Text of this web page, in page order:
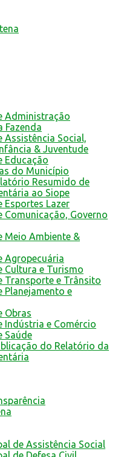
Administração
Fazenda
Assistência Social,
& Juventude
Educação
do Município
Resumido de
ao Siope
Esportes Lazer
Comunicação, Governo
Meio Ambiente &
Agropecuária
Cultura e Turismo
Transporte e Trânsito
Planejamento e
Obras
Indústria e Comércio
Saúde
do Relatório da
de Assistência Social